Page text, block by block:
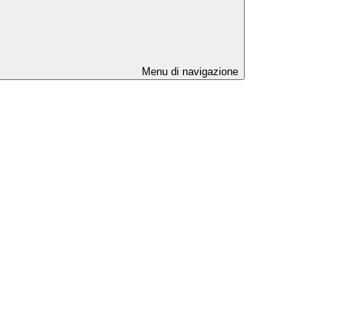
Menu di navigazione